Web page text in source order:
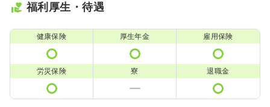
福利厚生・待遇
健康保険 厚生年金 雇用保険
労災保険 寮 退職金